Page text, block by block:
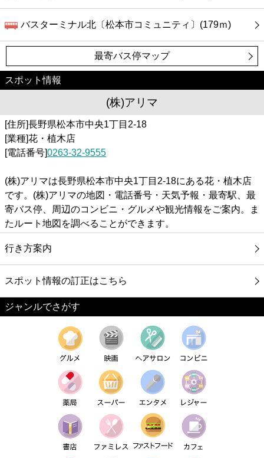
バスターミナル北〔松本市コミュニティ〕(179ｍ)
最寄バス停マップ
スポット情報
(株)アリマ
[住所]長野県松本市中央1丁目2-18
[業種]花・植木店
[電話番号]0263-32-9555
(株)アリマは長野県松本市中央1丁目2-18にある花・植木店
です。(株)アリマの地図・電話番号・天気予報・最寄駅、最
寄バス停、周辺のコンビニ・グルメや観光情報をご案内。ま
たルート地図を調べることができます。
行き方案内
スポット情報の訂正はこちら
ジャンルでさがす